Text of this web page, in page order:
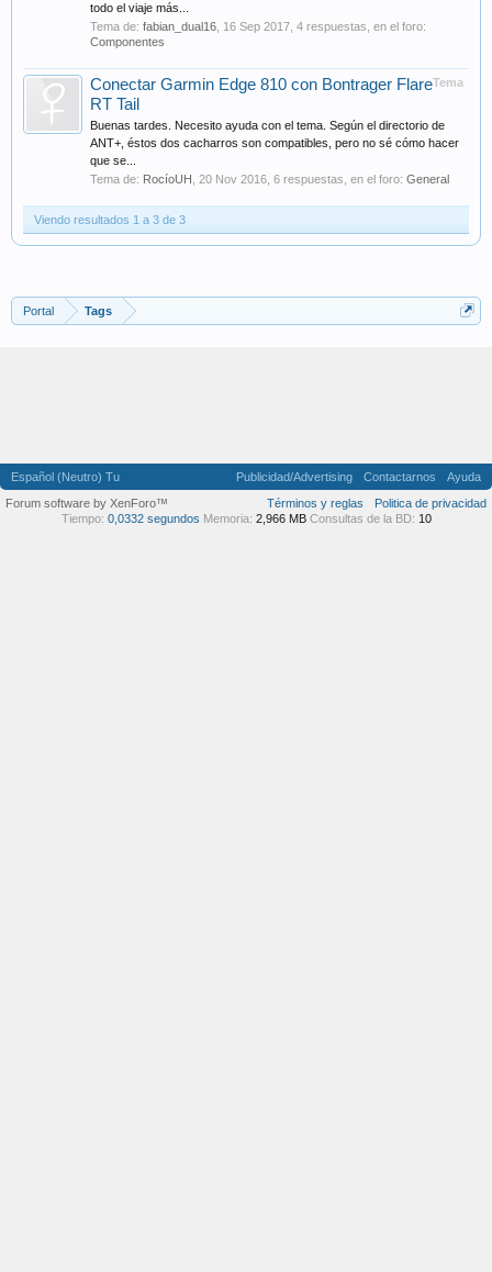
todo el viaje más...
Tema de: fabian_dual16 16 Sep 2017 , 4 respuestas, en el foro:
Componentes
Tema
Conectar Garmin Edge 810 con Bontrager Flare
RT Tail
Buenas tardes. Necesito ayuda con el tema. Según el directorio de
ANT+, éstos dos cacharros son compatibles, pero no sé cómo hacer
que se...
Tema de: RocíoUH 20 Nov 2016 , 6 respuestas, en el foro: General
Viendo resultados 1 a 3 de 3
Portal Tags
Español (Neutro) Tu Publicidad/Advertising Contactarnos
Ayuda
Términos y reglas
Politica de privacidad
Forum software by XenForo™
Tiempo: 0,0332 segundos Memoria: 2,966 MB Consultas de la BD: 10